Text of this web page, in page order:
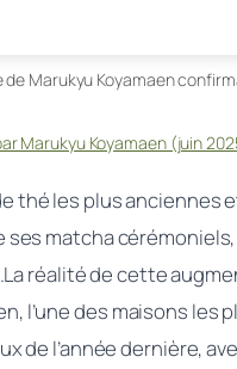
Marukyu Koyamaen
Marukyu Koyamaen (juin
thé les plus
matcha
réalité de cette
l’une des maisons les
de l’année dernière,